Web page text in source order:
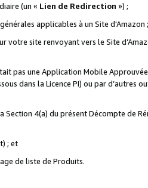
(un « Lien de Redirection ») ;
applicables à un Site d'Amazon ;
votre site renvoyant vers le Site
pas une Application Mobile
dans la Licence PI) ou par d’autres
4(a) du présent Décompte de
; et
de liste de Produits.